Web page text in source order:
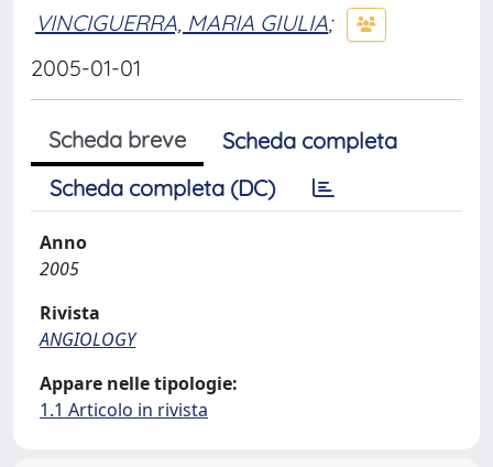
VINCIGUERRA, MARIA GIULIA;
2005-01-01
Scheda breve
Scheda completa
Scheda completa (DC)
Anno
2005
Rivista
ANGIOLOGY
Appare nelle tipologie:
1.1 Articolo in rivista